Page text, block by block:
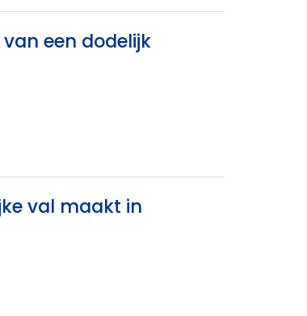
een dodelijk
val maakt in